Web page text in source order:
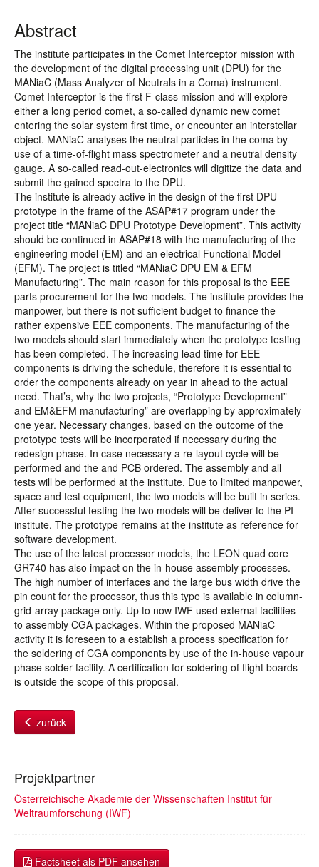
Abstract
The institute participates in the Comet Interceptor mission with
the development of the digital processing unit (DPU) for the
MANiaC (Mass Analyzer of Neutrals in a Coma) instrument.
Comet Interceptor is the first F-class mission and will explore
either a long period comet, a so-called dynamic new comet
entering the solar system first time, or encounter an interstellar
object. MANiaC analyses the neutral particles in the coma by
use of a time-of-flight mass spectrometer and a neutral density
gauge. A so-called read-out-electronics will digitize the data and
submit the gained spectra to the DPU.
The institute is already active in the design of the first DPU
prototype in the frame of the ASAP#17 program under the
project title “MANiaC DPU Prototype Development”. This activity
should be continued in ASAP#18 with the manufacturing of the
engineering model (EM) and an electrical Functional Model
(EFM). The project is titled “MANiaC DPU EM & EFM
Manufacturing”. The main reason for this proposal is the EEE
parts procurement for the two models. The institute provides the
manpower, but there is not sufficient budget to finance the
rather expensive EEE components. The manufacturing of the
two models should start immediately when the prototype testing
has been completed. The increasing lead time for EEE
components is driving the schedule, therefore it is essential to
order the components already on year in ahead to the actual
need. That’s, why the two projects, “Prototype Development”
and EM&EFM manufacturing” are overlapping by approximately
one year. Necessary changes, based on the outcome of the
prototype tests will be incorporated if necessary during the
redesign phase. In case necessary a re-layout cycle will be
performed and the and PCB ordered. The assembly and all
tests will be performed at the institute. Due to limited manpower,
space and test equipment, the two models will be built in series.
After successful testing the two models will be deliver to the PI-
institute. The prototype remains at the institute as reference for
software development.
The use of the latest processor models, the LEON quad core
GR740 has also impact on the in-house assembly processes.
The high number of interfaces and the large bus width drive the
pin count for the processor, thus this type is available in column-
grid-array package only. Up to now IWF used external facilities
to assembly CGA packages. Within the proposed MANiaC
activity it is foreseen to a establish a process specification for
the soldering of CGA components by use of the in-house vapour
phase solder facility. A certification for soldering of flight boards
is outside the scope of this proposal.
zurück
Projektpartner
Österreichische Akademie der Wissenschaften Institut für
Weltraumforschung (IWF)
Factsheet als PDF ansehen